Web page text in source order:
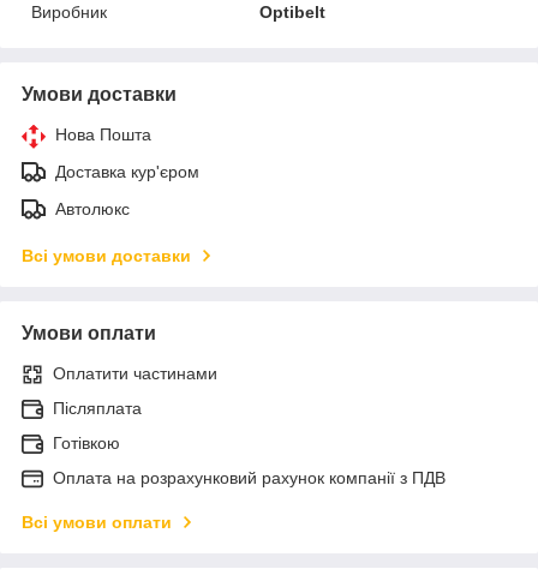
Виробник
Optibelt
Умови доставки
Нова Пошта
Доставка кур'єром
Автолюкс
Всі умови доставки
Умови оплати
Оплатити частинами
Післяплата
Готівкою
Оплата на розрахунковий рахунок компанії з ПДВ
Всі умови оплати